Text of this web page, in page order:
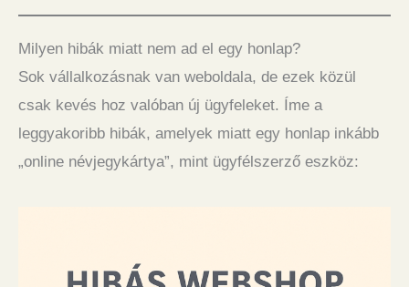
Milyen hibák miatt nem ad el egy honlap?
Sok vállalkozásnak van weboldala, de ezek közül
csak kevés hoz valóban új ügyfeleket. Íme a
leggyakoribb hibák, amelyek miatt egy honlap inkább
„online névjegykártya”, mint ügyfélszerző eszköz: